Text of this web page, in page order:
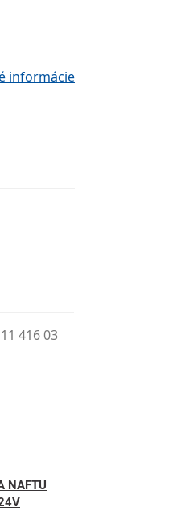
informácie
NAFTU
11 416 03